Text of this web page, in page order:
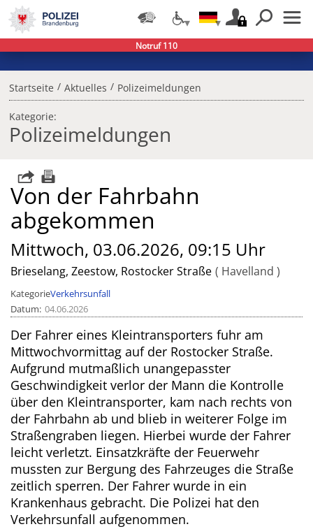
Startseite / Aktuelles / Polizeimeldungen
Kategorie:
Polizeimeldungen
Von der Fahrbahn
abgekommen
Mittwoch, 03.06.2026, 09:15 Uhr
Brieselang, Zeestow, Rostocker Straße Havelland
KategorieVerkehrsunfall
Datum 04.06.2026
Der Fahrer eines Kleintransporters fuhr am
Mittwochvormittag auf der Rostocker Straße.
Aufgrund mutmaßlich unangepasster
Geschwindigkeit verlor der Mann die Kontrolle
über den Kleintransporter, kam nach rechts von
der Fahrbahn ab und blieb in weiterer Folge im
Straßengraben liegen. Hierbei wurde der Fahrer
leicht verletzt. Einsatzkräfte der Feuerwehr
mussten zur Bergung des Fahrzeuges die Straße
zeitlich sperren. Der Fahrer wurde in ein
Krankenhaus gebracht. Die Polizei hat den
Verkehrsunfall aufgenommen.
Notruf 110